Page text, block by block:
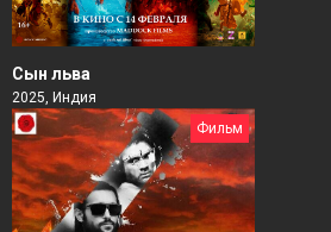
Сын льва
2025, Индия
Фильм